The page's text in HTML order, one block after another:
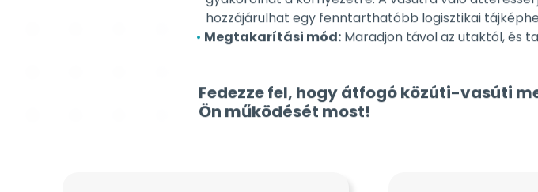
Fedezze fel, hogy átfogó közúti-vasúti